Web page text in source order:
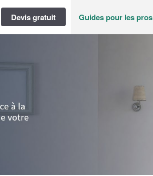
Devis gratuit Guides pour les pros